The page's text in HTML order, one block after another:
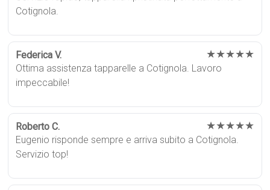
Cotignola.
Federica V. ★★★★★
Ottima assistenza tapparelle a Cotignola. Lavoro
impeccabile!
Roberto C. ★★★★★
Eugenio risponde sempre e arriva subito a Cotignola.
Servizio top!